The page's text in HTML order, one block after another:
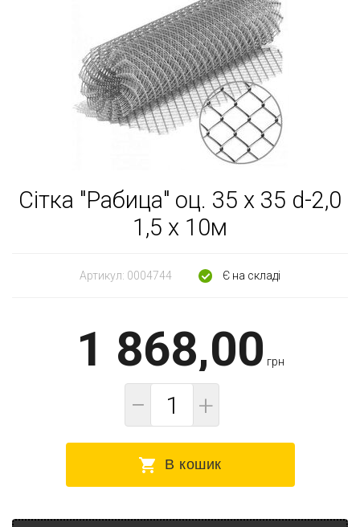
Сітка "Рабица" оц. 35 х 35 d-2,0
1,5 х 10м
Артикул: 0004744 Є на складі
1 868,00 грн
− +
В кошик